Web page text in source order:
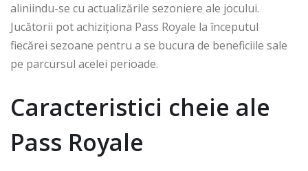
aliniindu-se cu actualizările sezoniere ale jocului.
Jucătorii pot achiziționa Pass Royale la începutul
fiecărei sezoane pentru a se bucura de beneficiile sale
pe parcursul acelei perioade.
Caracteristici cheie ale
Pass Royale